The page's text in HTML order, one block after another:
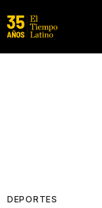
DEPORTES